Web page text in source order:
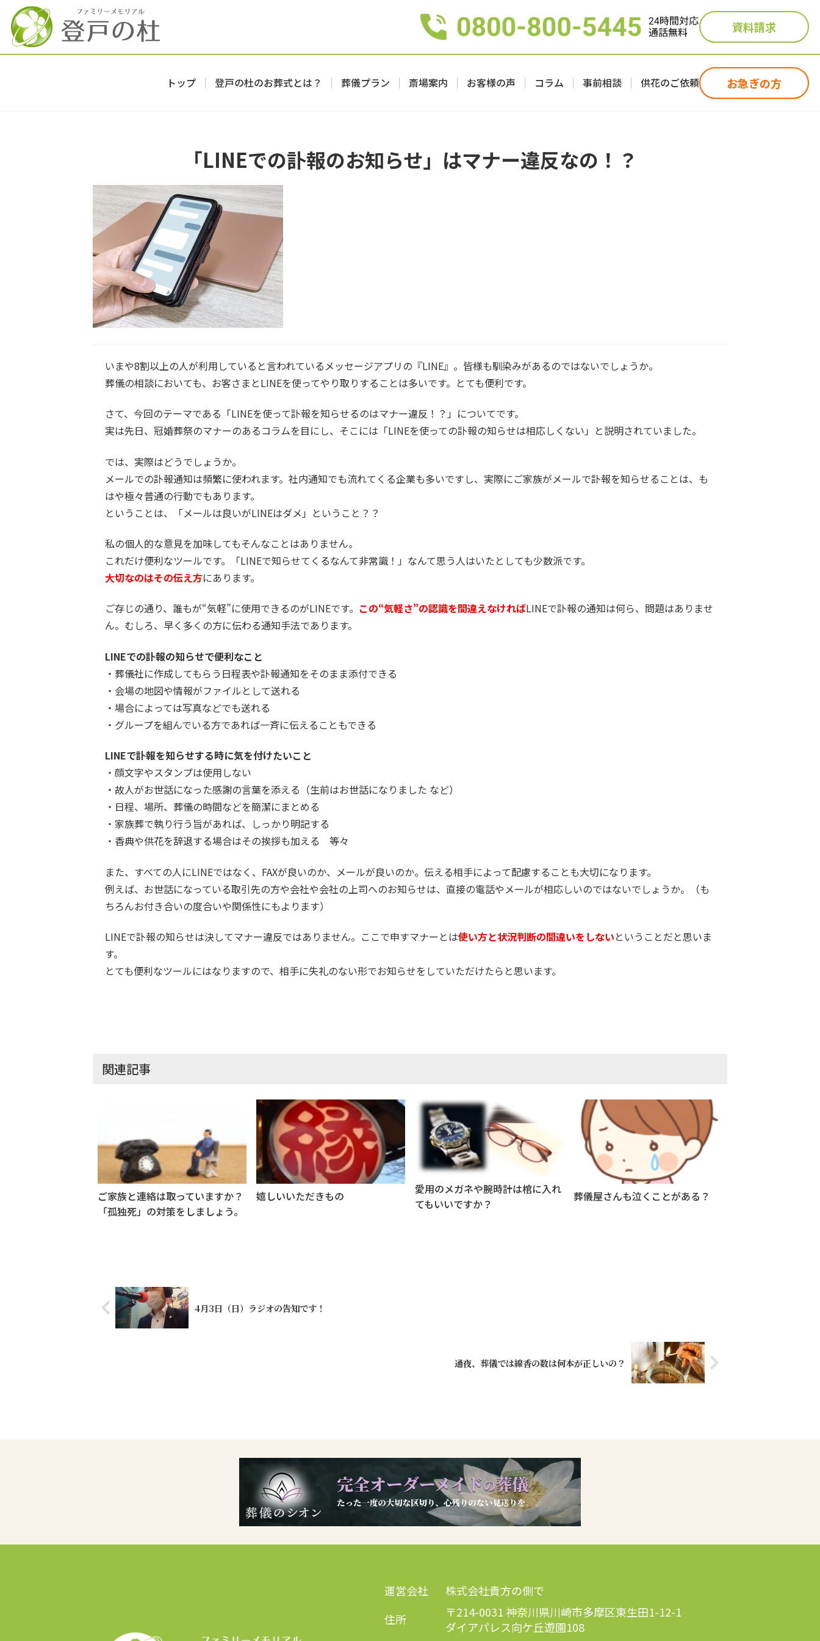
資料請求
トップ 登戸の杜のお葬式とは？ 葬儀プラン 斎場案内 お客様の声 コラム 事前相談 供花のご依頼 お急ぎの方
「LINEでの訃報のお知らせ」はマナー違反なの！？
いまや8割以上の人が利用していると言われているメッセージアプリの『LINE』。皆様も馴染みがあるのではないでしょうか。
葬儀の相談においても、お客さまとLINEを使ってやり取りすることは多いです。とても便利です。
さて、今回のテーマである「LINEを使って訃報を知らせるのはマナー違反！？」についてです。
実は先日、冠婚葬祭のマナーのあるコラムを目にし、そこには「LINEを使っての訃報の知らせは相応しくない」と説明されていました。
では、実際はどうでしょうか。
メールでの訃報通知は頻繁に使われます。社内通知でも流れてくる企業も多いですし、実際にご家族がメールで訃報を知らせることは、も
はや極々普通の行動でもあります。
ということは、「メールは良いがLINEはダメ」ということ？？
私の個人的な意見を加味してもそんなことはありません。
これだけ便利なツールです。「LINEで知らせてくるなんて非常識！」なんて思う人はいたとしても少数派です。
大切なのはその伝え方にあります。
ご存じの通り、誰もが“気軽”に使用できるのがLINEです。 この“気軽さ”の認識を間違えなければLINEで訃報の通知は何ら、問題はありませ
ん。むしろ、早く多くの方に伝わる通知手法であります。
LINEでの訃報の知らせで便利なこと
・葬儀社に作成してもらう日程表や訃報通知をそのまま添付できる
・会場の地図や情報がファイルとして送れる
・場合によっては写真などでも送れる
・グループを組んでいる方であれば一斉に伝えることもできる
LINEで訃報を知らせする時に気を付けたいこと
・顔文字やスタンプは使用しない
・故人がお世話になった感謝の言葉を添える（生前はお世話になりました など）
・日程、場所、葬儀の時間などを簡潔にまとめる
・家族葬で執り行う旨があれば、しっかり明記する
・香典や供花を辞退する場合はその挨拶も加える 等々
また、すべての人にLINEではなく、FAXが良いのか、メールが良いのか。伝える相手によって配慮することも大切になります。
例えば、お世話になっている取引先の方や会社や会社の上司へのお知らせは、直接の電話やメールが相応しいのではないでしょうか。（も
ちろんお付き合いの度合いや関係性にもよります）
LINEで訃報の知らせは決してマナー違反ではありません。ここで申すマナーとは使い方と状況判断の間違いをしないということだと思いま
す。
とても便利なツールにはなりますので、相手に失礼のない形でお知らせをしていただけたらと思います。
関連記事
ご家族と連絡は取っていますか？
「孤独死」の対策をしましょう。
嬉しいいただきもの
愛用のメガネや腕時計は棺に入れ
てもいいですか？
葬儀屋さんも泣くことがある？
4月3日（日）ラジオの告知です！
通夜、葬儀では線香の数は何本が正しいの？
運営会社
株式会社貴方の側で
住所
〒214-0031 神奈川県川崎市多摩区東生田1-12-1
ダイアパレス向ケ丘遊園108